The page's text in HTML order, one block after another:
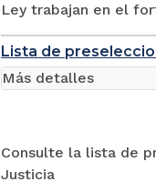
Ley trabajan en el
Lista de
Consulte la lista de
Justicia
Más detalles